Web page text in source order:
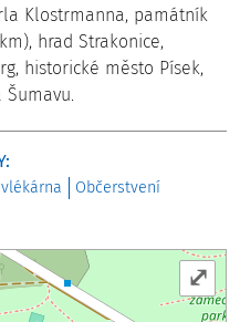
⤢
Klostrmanna, památník
hrad Strakonice,
historické město Písek,
Občerstvení